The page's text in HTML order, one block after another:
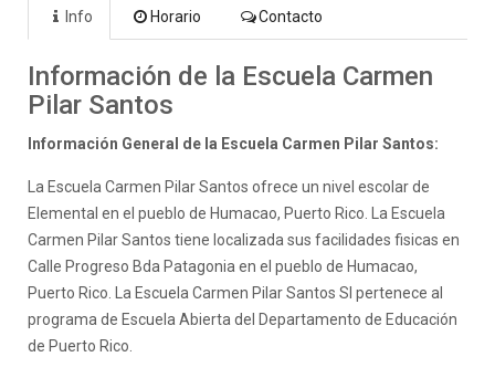
Info Horario Contacto
Información de la Escuela Carmen
Pilar Santos
Información General de la Escuela Carmen Pilar Santos:
La Escuela Carmen Pilar Santos ofrece un nivel escolar de
Elemental en el pueblo de Humacao, Puerto Rico. La Escuela
Carmen Pilar Santos tiene localizada sus facilidades fisicas en
Calle Progreso Bda Patagonia en el pueblo de Humacao,
Puerto Rico. La Escuela Carmen Pilar Santos SI pertenece al
programa de Escuela Abierta del Departamento de Educación
de Puerto Rico.